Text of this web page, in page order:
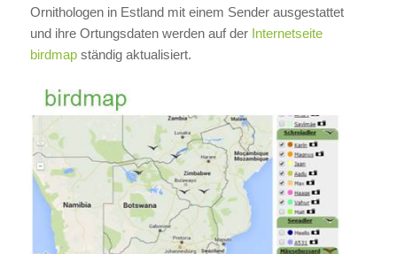
Ornithologen in Estland mit einem Sender ausgestattet
und ihre Ortungsdaten werden auf der Internetseite
birdmapständig aktualisiert.